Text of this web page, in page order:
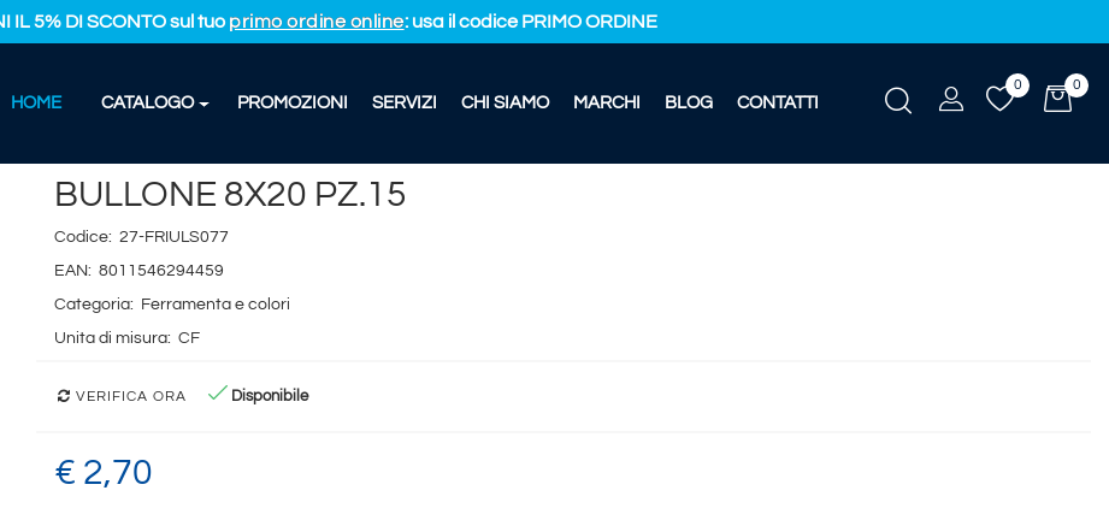
IL 5% DI SCONTO sul tuoprimo ordine online: usa il codice PRIMO ORDINE
HOME CATALOGO PROMOZIONI SERVIZI CHI SIAMO MARCHI BLOG CONTATTI
0
0
8X20 PZ.15
BULLONE 8X20 PZ.15
Codice: 27-FRIULS077
EAN: 8011546294459
Categoria:
Ferramenta e colori
Unita di misura: CF
VERIFICA ORA Disponibile
€ 2,70